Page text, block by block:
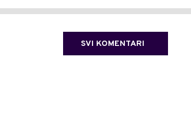
SVI KOMENTARI